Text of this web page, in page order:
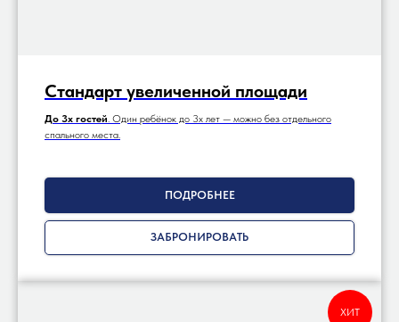
Стандарт увеличенной площади
До 3х гостей . Один ребёнок до 3х лет — можно без отдельного
спального места.
ПОДРОБНЕЕ
ЗАБРОНИРОВАТЬ
ХИТ